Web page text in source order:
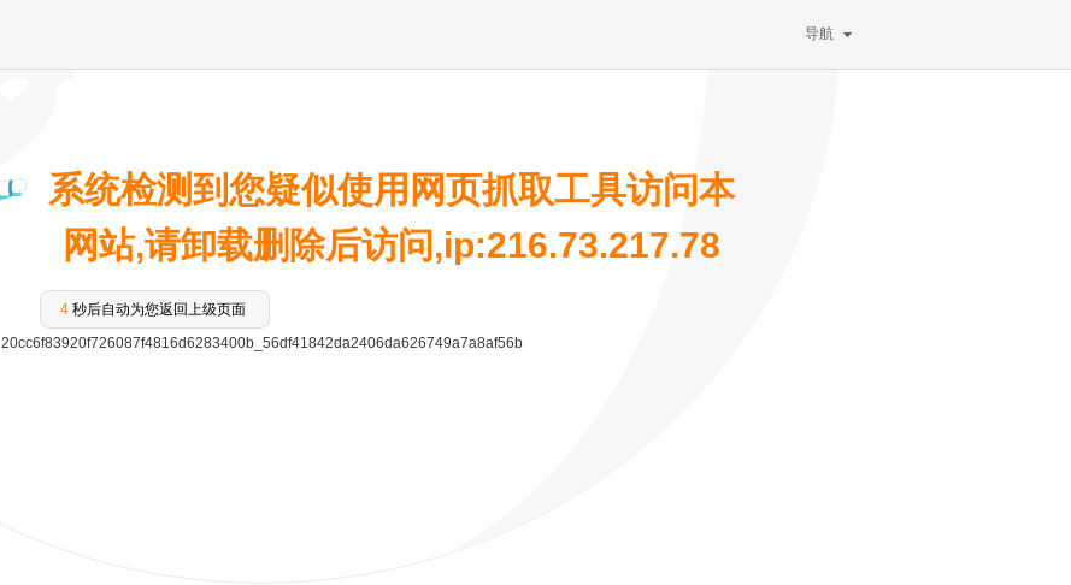
导航
系统检测到您疑似使用网页抓取工具访问本
网站,请卸载删除后访问,ip:216.73.217.78
4 秒后自动为您返回上级页面
20cc6f83920f726087f4816d6283400b_56df41842da2406da626749a7a8af56b